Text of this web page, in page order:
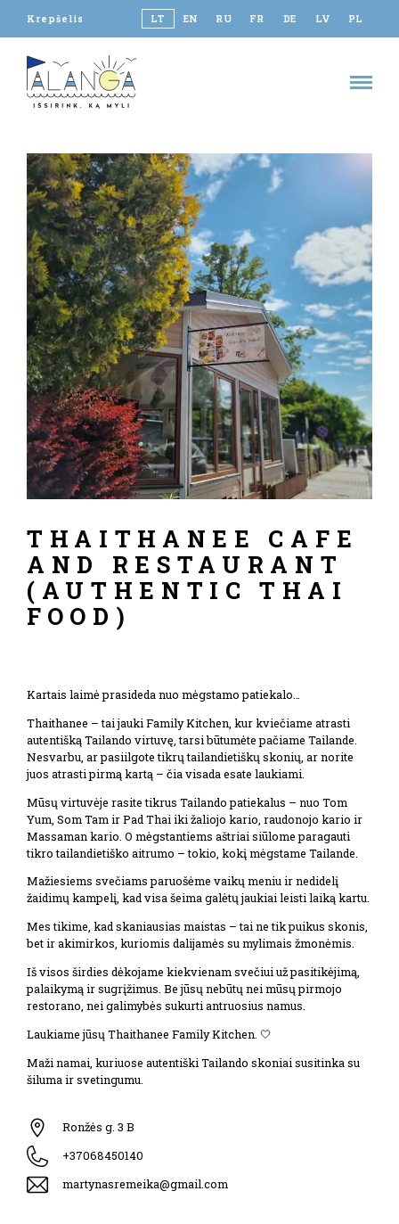
Krepšelis LT EN RU FR DE LV PL
THAITHANEE CAFE
AND RESTAURANT
(AUTHENTIC THAI
FOOD)
Kartais laimė prasideda nuo mėgstamo patiekalo…
Thaithanee – tai jauki Family Kitchen, kur kviečiame atrasti
autentišką Tailando virtuvę, tarsi būtumėte pačiame Tailande.
Nesvarbu, ar pasiilgote tikrų tailandietiškų skonių, ar norite
juos atrasti pirmą kartą – čia visada esate laukiami.
Mūsų virtuvėje rasite tikrus Tailando patiekalus – nuo Tom
Yum, Som Tam ir Pad Thai iki žaliojo kario, raudonojo kario ir
Massaman kario. O mėgstantiems aštriai siūlome paragauti
tikro tailandietiško aitrumo – tokio, kokį mėgstame Tailande.
Mažiesiems svečiams paruošėme vaikų meniu ir nedidelį
žaidimų kampelį, kad visa šeima galėtų jaukiai leisti laiką kartu.
Mes tikime, kad skaniausias maistas – tai ne tik puikus skonis,
bet ir akimirkos, kuriomis dalijamės su mylimais žmonėmis.
Iš visos širdies dėkojame kiekvienam svečiui už pasitikėjimą,
palaikymą ir sugrįžimus. Be jūsų nebūtų nei mūsų pirmojo
restorano, nei galimybės sukurti antruosius namus.
Laukiame jūsų Thaithanee Family Kitchen. 🤍
Maži namai, kuriuose autentiški Tailando skoniai susitinka su
šiluma ir svetingumu.
Ronžės g. 3 B
+37068450140
martynasremeika@gmail.com